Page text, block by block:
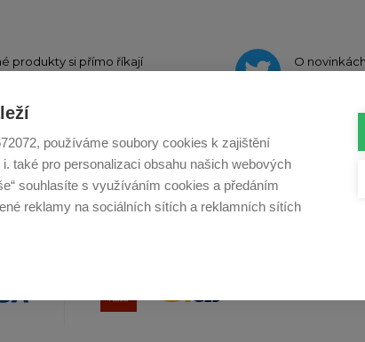
používáme soubory cookies k zajištění
také pro personalizaci obsahu našich webových
souhlasíte s využíváním cookies a předáním
reklamy na sociálních sítích a reklamních sítích
produkty si přímo říkají O
Profikoch.at Profiszakacs.hu